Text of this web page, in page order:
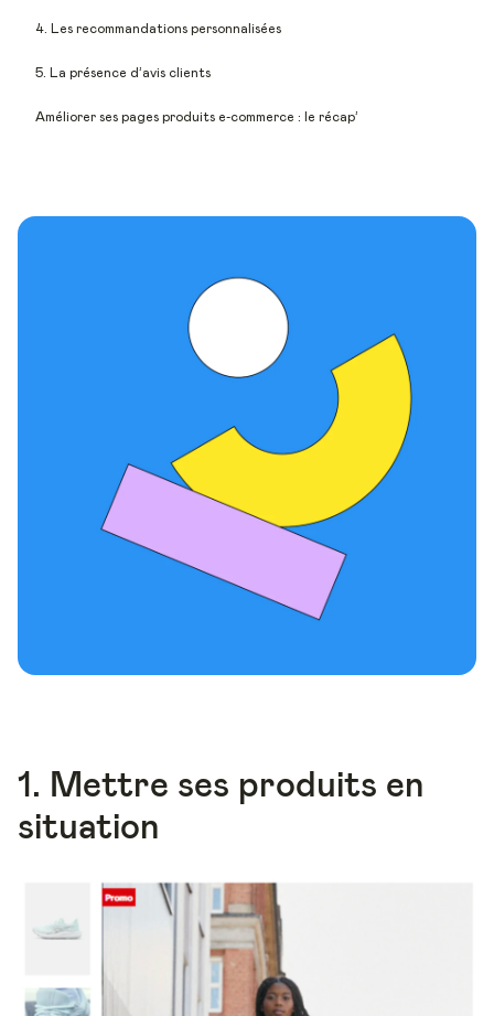
4. Les recommandations personnalisées
5. La présence d’avis clients
Améliorer ses pages produits e-commerce : le récap’
1. Mettre ses produits en
situation